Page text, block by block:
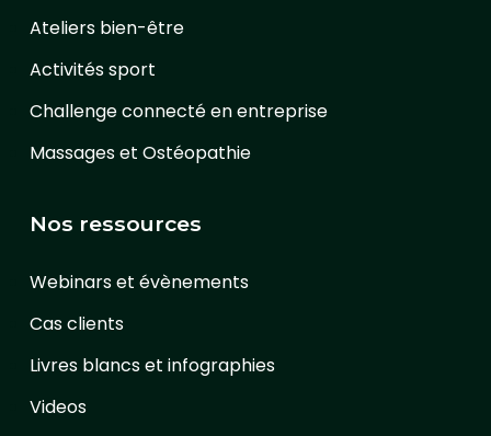
Ateliers bien-être
Activités sport
Challenge connecté en entreprise
Massages et Ostéopathie
Nos ressources
Webinars et évènements
Cas clients
Livres blancs et infographies
Videos